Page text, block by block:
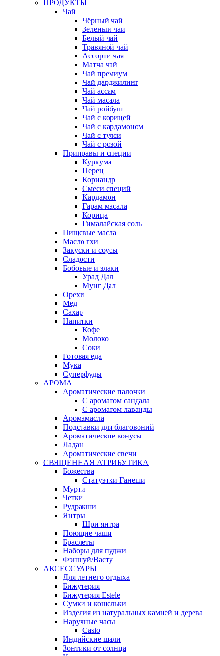
ПРОДУКТЫ
Чай
Чёрный чай
Зелёный чай
Белый чай
Травяной чай
Ассорти чая
Матча чай
Чай премиум
Чай дарджилинг
Чай ассам
Чай масала
Чай ройбуш
Чай с корицей
Чай с кардамоном
Чай с тулси
Чай с розой
Приправы и специи
Куркума
Перец
Кориандр
Смеси специй
Кардамон
Гарам масала
Корица
Гималайская соль
Пищевые масла
Масло гхи
Закуски и соусы
Сладости
Бобовые и злаки
Урад Дал
Мунг Дал
Орехи
Мёд
Сахар
Напитки
Кофе
Молоко
Соки
Готовая еда
Мука
Суперфуды
АРОМА
Ароматические палочки
С ароматом сандала
С ароматом лаванды
Аромамасла
Подставки для благовоний
Ароматические конусы
Ладан
Ароматические свечи
СВЯЩЕННАЯ АТРИБУТИКА
Божества
Статуэтки Ганеши
Мурти
Четки
Рудракши
Янтры
Шри янтра
Поющие чаши
Браслеты
Наборы для пуджи
Фэншуй/Васту
АКСЕССУАРЫ
Для летнего отдыха
Бижутерия
Бижутерия Estele
Сумки и кошельки
Изделия из натуральных камней и дерева
Наручные часы
Casio
Индийские шали
Зонтики от солнца